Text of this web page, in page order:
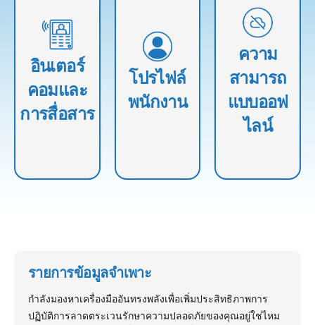
อินเตอร์
คอมและ
การสื่อสาร
เปิดใช้งานการ
สื่อสารระหว่างผู้
ปฏิบัติงานภาค
สนามและหัวหน้า
งานโดยใช้ระบบ
อินเตอร์คอมหรือ
ช่องทางการสื่อสา
โปรไฟล์
พนักงาน
จัดการสร้างและ
จัดการโปรไฟล์
พนักงาน รวมถึง
ข้อมูลติดต่อ ประ
วัติการทํางาน และ
ความ
สามารถ
แบบออฟ
ไลน์
ช่วยให้ผู้ปฏิบัติงาน
ภาคสนาม
สามารถใช้
ซอฟต์แวร์และ
รวบรวมข้อมูลได้
เชื่อมต่ออินเทอร์
เน็ตจํากัดหรือไม่มี
รายการข้อมูลจําเพาะ
กําลังมองหาเครื่องมืออันทรงพลังเพื่อเพิ่มประสิทธิภาพการ
ปฏิบัติการลาดตระเวนรักษาความปลอดภัยของคุณอยู่ใช่ไหม